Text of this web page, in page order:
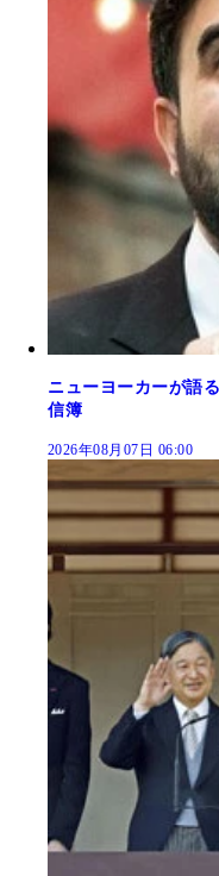
ニューヨーカーが語
信簿
2026年08月07日 06:00